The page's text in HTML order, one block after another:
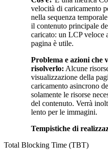
velocità di caricamento
nella sequenza
il contenuto principale
caricato: un LCP veloce
pagina è utile.
Problema e azioni che
risolverlo: Alcune
visualizzazione della
caricamento asincrono
solamente le risorse
del contenuto. Verrà
lento per le immagini.
Tempistiche di
Total Blocking Time (TBT)